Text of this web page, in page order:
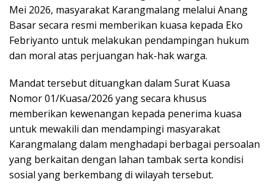
Mei 2026, masyarakat Karangmalang melalui Anang
Basar secara resmi memberikan kuasa kepada Eko
Febriyanto untuk melakukan pendampingan hukum
dan moral atas perjuangan hak-hak warga.
Mandat tersebut dituangkan dalam Surat Kuasa
Nomor 01/Kuasa/2026 yang secara khusus
memberikan kewenangan kepada penerima kuasa
untuk mewakili dan mendampingi masyarakat
Karangmalang dalam menghadapi berbagai persoalan
yang berkaitan dengan lahan tambak serta kondisi
sosial yang berkembang di wilayah tersebut.